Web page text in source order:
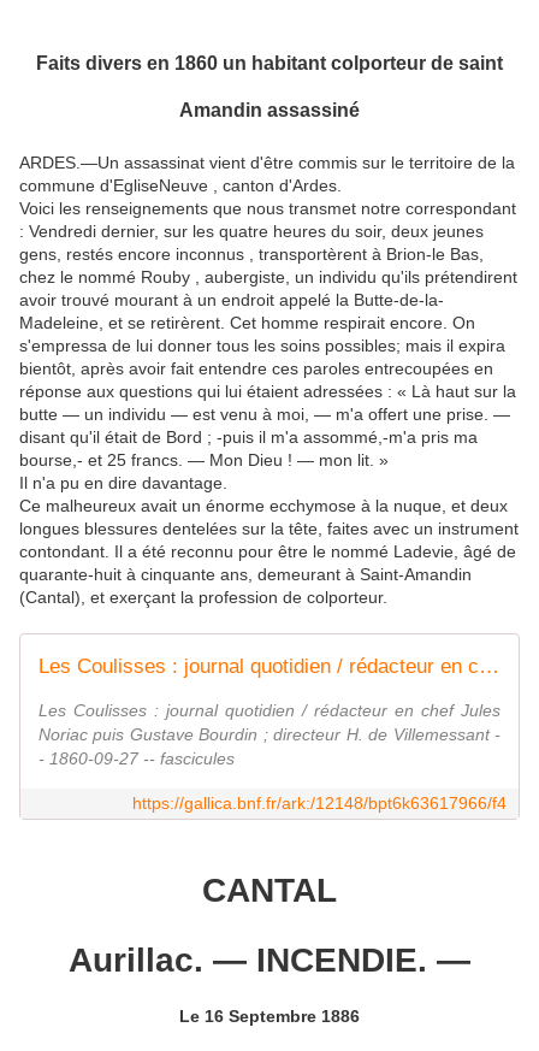
Faits divers en 1860 un habitant colporteur de saint
Amandin assassiné
ARDES.—Un assassinat vient d'être commis sur le territoire de la
commune d'EgliseNeuve , canton d'Ardes.
Voici les renseignements que nous transmet notre correspondant
: Vendredi dernier, sur les quatre heures du soir, deux jeunes
gens, restés encore inconnus , transportèrent à Brion-le Bas,
chez le nommé Rouby , aubergiste, un individu qu'ils prétendirent
avoir trouvé mourant à un endroit appelé la Butte-de-la-
Madeleine, et se retirèrent. Cet homme respirait encore. On
s'empressa de lui donner tous les soins possibles; mais il expira
bientôt, après avoir fait entendre ces paroles entrecoupées en
réponse aux questions qui lui étaient adressées : « Là haut sur la
butte — un individu — est venu à moi, — m'a offert une prise. —
disant qu'il était de Bord ; -puis il m'a assommé,-m'a pris ma
bourse,- et 25 francs. — Mon Dieu ! — mon lit. »
Il n'a pu en dire davantage.
Ce malheureux avait un énorme ecchymose à la nuque, et deux
longues blessures dentelées sur la tête, faites avec un instrument
contondant. Il a été reconnu pour être le nommé Ladevie, âgé de
quarante-huit à cinquante ans, demeurant à Saint-Amandin
(Cantal), et exerçant la profession de colporteur.
Les Coulisses : journal quotidien / rédacteur en chef Jules Noriac puis Gustave Bourdin ; directeur H. de Villemessant
Les Coulisses : journal quotidien / rédacteur en chef Jules
Noriac puis Gustave Bourdin ; directeur H. de Villemessant -
- 1860-09-27 -- fascicules
https://gallica.bnf.fr/ark:/12148/bpt6k63617966/f4
CANTAL
Aurillac. — INCENDIE. —
Le 16 Septembre 1886